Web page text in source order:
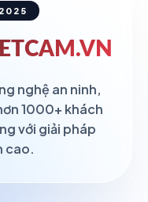
nghệ an ninh,
1000+ khách
với giải pháp
cao.